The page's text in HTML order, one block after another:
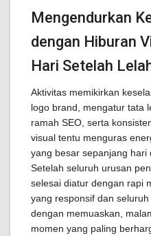
Mengendurkan
dengan Hiburan
Hari Setelah
Aktivitas memikirkan
logo brand, mengatur tata
ramah SEO, serta
visual tentu menguras
yang besar sepanjang hari
Setelah seluruh urusan
selesai diatur dengan rapi
yang responsif dan
dengan memuaskan,
momen yang paling